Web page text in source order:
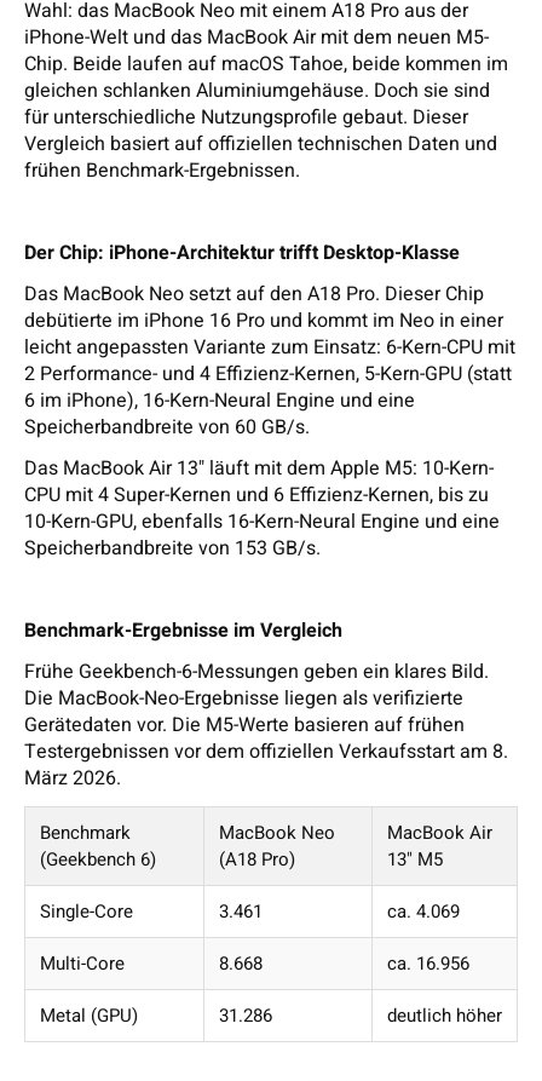
Wahl: das MacBook Neo mit einem A18 Pro aus der
iPhone-Welt und das MacBook Air mit dem neuen M5-
Chip. Beide laufen auf macOS Tahoe, beide kommen im
gleichen schlanken Aluminiumgehäuse. Doch sie sind
für unterschiedliche Nutzungsprofile gebaut. Dieser
Vergleich basiert auf offiziellen technischen Daten und
frühen Benchmark-Ergebnissen.
Der Chip: iPhone-Architektur trifft Desktop-Klasse
Das MacBook Neo setzt auf den A18 Pro. Dieser Chip
debütierte im iPhone 16 Pro und kommt im Neo in einer
leicht angepassten Variante zum Einsatz: 6-Kern-CPU mit
2 Performance- und 4 Effizienz-Kernen, 5-Kern-GPU (statt
6 im iPhone), 16-Kern-Neural Engine und eine
Speicherbandbreite von 60 GB/s.
Das MacBook Air 13" läuft mit dem Apple M5: 10-Kern-
CPU mit 4 Super-Kernen und 6 Effizienz-Kernen, bis zu
10-Kern-GPU, ebenfalls 16-Kern-Neural Engine und eine
Speicherbandbreite von 153 GB/s.
Benchmark-Ergebnisse im Vergleich
Frühe Geekbench-6-Messungen geben ein klares Bild.
Die MacBook-Neo-Ergebnisse liegen als verifizierte
Gerätedaten vor. Die M5-Werte basieren auf frühen
Testergebnissen vor dem offiziellen Verkaufsstart am 8.
März 2026.
Benchmark
(Geekbench 6)
MacBook Neo
(A18 Pro)
MacBook Air
13" M5
Single-Core
3.461
ca. 4.069
Multi-Core
8.668
ca. 16.956
Metal (GPU)
31.286 deutlich höher